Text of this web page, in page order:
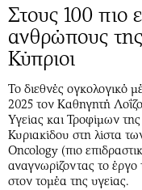
Στους 100 πιο
ανθρώπους
Κύπριοι
Το διεθνές ογκολογικό
2025 τον Καθηγητή
Υγείας και Τροφίμων
Κυριακίδου στη λίστα
Oncology (πιο
αναγνωρίζοντας το
στον τομέα της υγείας.